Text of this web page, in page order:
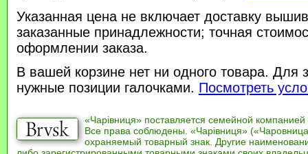
Указанная цена не включает доставку
заказанные принадлежности; точная
оформлении заказа.
В вашей корзине нет ни одного товара. Для
нужные позиции галочками. Посмотреть
«Чарівниця» поставляется семейной компанией
Все права соблюдены. «Чарівниця»
охраняемый товарный знак. Другие